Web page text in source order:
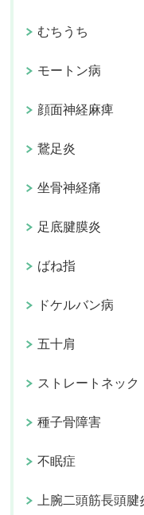
むちうち
モートン病
顔面神経麻痺
鵞足炎
坐骨神経痛
足底腱膜炎
ばね指
ドケルバン病
五十肩
ストレートネック
種子骨障害
不眠症
上腕二頭筋長頭腱